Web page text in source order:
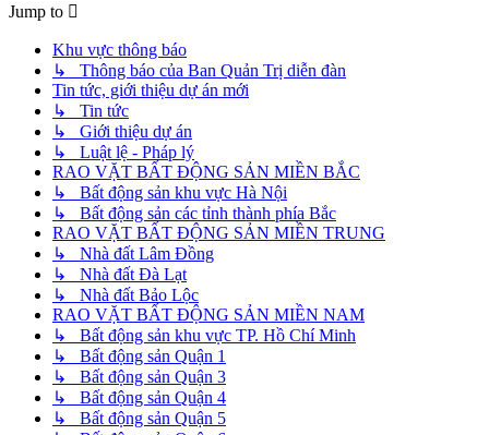
Jump to
Khu vực thông báo
↳ Thông báo của Ban Quản Trị diễn đàn
Tin tức, giới thiệu dự án mới
↳ Tin tức
↳ Giới thiệu dự án
↳ Luật lệ - Pháp lý
RAO VẶT BẤT ĐỘNG SẢN MIỀN BẮC
↳ Bất động sản khu vực Hà Nội
↳ Bất động sản các tỉnh thành phía Bắc
RAO VẶT BẤT ĐỘNG SẢN MIỀN TRUNG
↳ Nhà đất Lâm Đồng
↳ Nhà đất Đà Lạt
↳ Nhà đất Bảo Lộc
RAO VẶT BẤT ĐỘNG SẢN MIỀN NAM
↳ Bất động sản khu vực TP. Hồ Chí Minh
↳ Bất động sản Quận 1
↳ Bất động sản Quận 3
↳ Bất động sản Quận 4
↳ Bất động sản Quận 5